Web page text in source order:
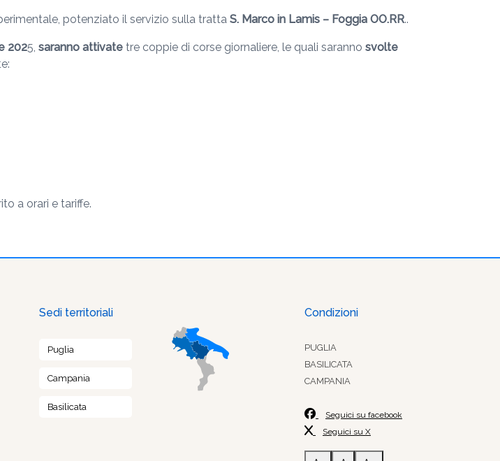
potenziato il servizio sulla tratta S. Marco in Lamis – Foggia OO.RR..
2025, saranno attivate tre coppie di corse giornaliere, le quali saranno svolte
a orari e tariffe.
Sedi territoriali
Puglia
Campania
Basilicata
Condizioni
PUGLIA
BASILICATA
CAMPANIA
Seguici su facebook
Seguici su X